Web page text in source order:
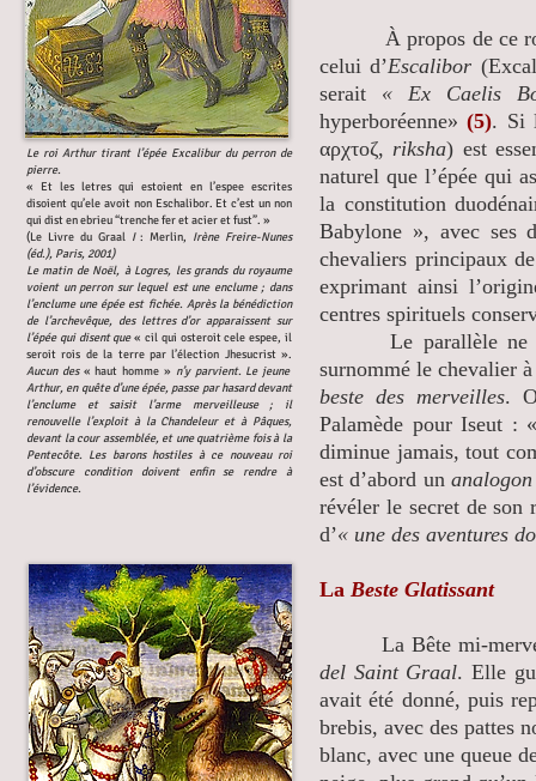
À propos de ce roi «
celui d’Escalibor
serait « Ex Caelis
hyperboréenne»(5). Si
αρχτοζ,riksha) est
naturel que l’épée qui
la constitution
Babylone », avec ses
chevaliers principaux
exprimant ainsi
centres spirituels
Le parallèle ne
surnommé le chevalier
beste des merveilles.
Palamède pour Iseut :
diminue jamais, tout
est d’abord unanalogon
révéler le secret de
d’« une des aventures
La Beste Glatissant
La Bête mi-
del Saint Graal. Elle
avait été donné, puis
brebis, avec des pattes
blanc, avec une queue
Le roi Arthur tirant l’épée Excalibur du perron de
pierre.
« Et les letres qui estoient en l’espee escrites
disoient qu’ele avoit non Eschalibor. Et c’est un non
qui dist en ebrieu “trenche fer et acier et fust”. »
(Le Livre du Graal I: Merlin, Irène Freire-Nunes
(éd.), Paris, 2001)
Le matin de Noël, à Logres, les grands du royaume
voient un perron sur lequel est une enclume ; dans
l’enclume une épée est fichée. Après la bénédiction
de l’archevêque, des lettres d’or apparaissent sur
l’épée qui disent que« cil qui osteroit cele espee, il
seroit rois de la terre par l’élection Jhesucrist ».
Aucun des « haut homme » n’y parvient. Le jeune
Arthur, en quête d’une épée, passe par hasard devant
l’enclume et saisit l’arme merveilleuse ; il
renouvelle l’exploit à la Chandeleur et à Pâques,
devant la cour assemblée, et une quatrième fois à la
Pentecôte. Les barons hostiles à ce nouveau roi
d’obscure condition doivent enfin se rendre à
l’évidence.